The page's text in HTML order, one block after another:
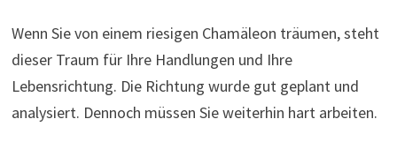
Wenn Sie von einem riesigen Chamäleon träumen, steht
dieser Traum für Ihre Handlungen und Ihre
Lebensrichtung. Die Richtung wurde gut geplant und
analysiert. Dennoch müssen Sie weiterhin hart arbeiten.